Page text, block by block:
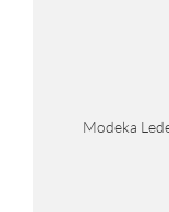
Modeka